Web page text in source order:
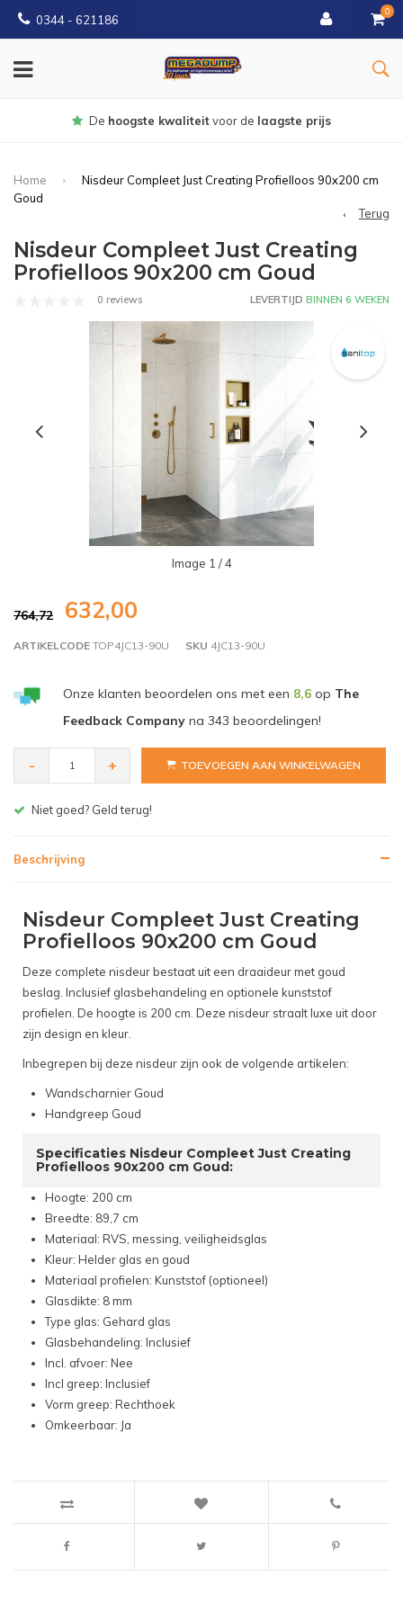
0344 - 621186
0
Gratisbezorgd vanaf € 150
Home
Nisdeur Compleet Just Creating Profielloos 90x200 cm
Goud
Terug
Nisdeur Compleet Just Creating
Profielloos 90x200 cm Goud
0 reviews LEVERTIJD BINNEN 6 WEKEN
Image 1 / 4
764,72 632,00
ARTIKELCODE TOP4JC13-90U SKU 4JC13-90U
Onze klanten beoordelen ons met een 8,6op The
Feedback Companyna 343 beoordelingen!
- + TOEVOEGEN AAN WINKELWAGEN
Gratis bezorgen v.a. € 150,- (NL)
Beschrijving
Nisdeur Compleet Just Creating
Profielloos 90x200 cm Goud
Deze complete nisdeur bestaat uit een draaideur met goud
beslag. Inclusief glasbehandeling en optionele kunststof
profielen. De hoogte is 200 cm. Deze nisdeur straalt luxe uit door
zijn design en kleur.
Inbegrepen bij deze nisdeur zijn ook de volgende artikelen:
Wandscharnier Goud
Handgreep Goud
Specificaties Nisdeur Compleet Just Creating
Profielloos 90x200 cm Goud:
Hoogte: 200 cm
Breedte: 89,7 cm
Materiaal: RVS, messing, veiligheidsglas
Kleur: Helder glas en goud
Materiaal profielen: Kunststof (optioneel)
Glasdikte: 8 mm
Type glas: Gehard glas
Glasbehandeling: Inclusief
Incl. afvoer: Nee
Incl greep: Inclusief
Vorm greep: Rechthoek
Omkeerbaar: Ja